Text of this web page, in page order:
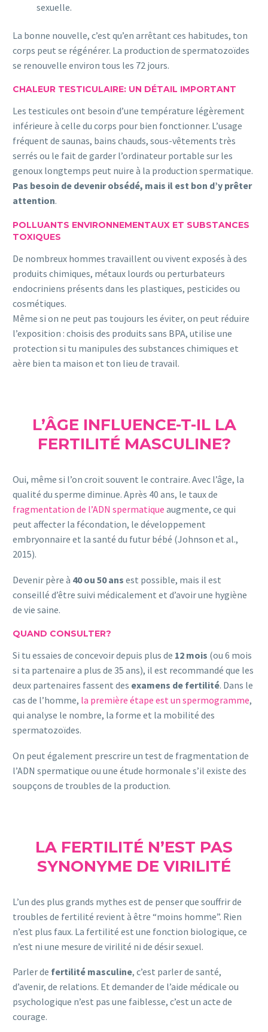
sexuelle.
La bonne nouvelle, c’est qu’en arrêtant ces habitudes, ton
corps peut se régénérer. La production de spermatozoïdes
se renouvelle environ tous les 72 jours.
CHALEUR TESTICULAIRE: UN DÉTAIL IMPORTANT
Les testicules ont besoin d’une température légèrement
inférieure à celle du corps pour bien fonctionner. L’usage
fréquent de saunas, bains chauds, sous-vêtements très
serrés ou le fait de garder l’ordinateur portable sur les
genoux longtemps peut nuire à la production spermatique.
Pas besoin de devenir obsédé, mais il est bon d’y prêter
attention.
POLLUANTS ENVIRONNEMENTAUX ET SUBSTANCES
TOXIQUES
De nombreux hommes travaillent ou vivent exposés à des
produits chimiques, métaux lourds ou perturbateurs
endocriniens présents dans les plastiques, pesticides ou
cosmétiques.
Même si on ne peut pas toujours les éviter, on peut réduire
l’exposition : choisis des produits sans BPA, utilise une
protection si tu manipules des substances chimiques et
aère bien ta maison et ton lieu de travail.
L’ÂGE INFLUENCE-T-IL LA
FERTILITÉ MASCULINE?
Oui, même si l’on croit souvent le contraire. Avec l’âge, la
qualité du sperme diminue. Après 40 ans, le taux de
fragmentation de l’ADN spermatique augmente, ce qui
peut affecter la fécondation, le développement
embryonnaire et la santé du futur bébé (Johnson et al.,
2015).
Devenir père à 40 ou 50 ans est possible, mais il est
conseillé d’être suivi médicalement et d’avoir une hygiène
de vie saine.
QUAND CONSULTER?
Si tu essaies de concevoir depuis plus de 12 mois (ou 6 mois
si ta partenaire a plus de 35 ans), il est recommandé que les
deux partenaires fassent des examens de fertilité. Dans le
cas de l’homme, la première étape est un spermogramme,
qui analyse le nombre, la forme et la mobilité des
spermatozoïdes.
On peut également prescrire un test de fragmentation de
l’ADN spermatique ou une étude hormonale s’il existe des
soupçons de troubles de la production.
LA FERTILITÉ N’EST PAS
SYNONYME DE VIRILITÉ
L’un des plus grands mythes est de penser que souffrir de
troubles de fertilité revient à être “moins homme”. Rien
n’est plus faux. La fertilité est une fonction biologique, ce
n’est ni une mesure de virilité ni de désir sexuel.
Parler de fertilité masculine, c’est parler de santé,
d’avenir, de relations. Et demander de l’aide médicale ou
psychologique n’est pas une faiblesse, c’est un acte de
courage.